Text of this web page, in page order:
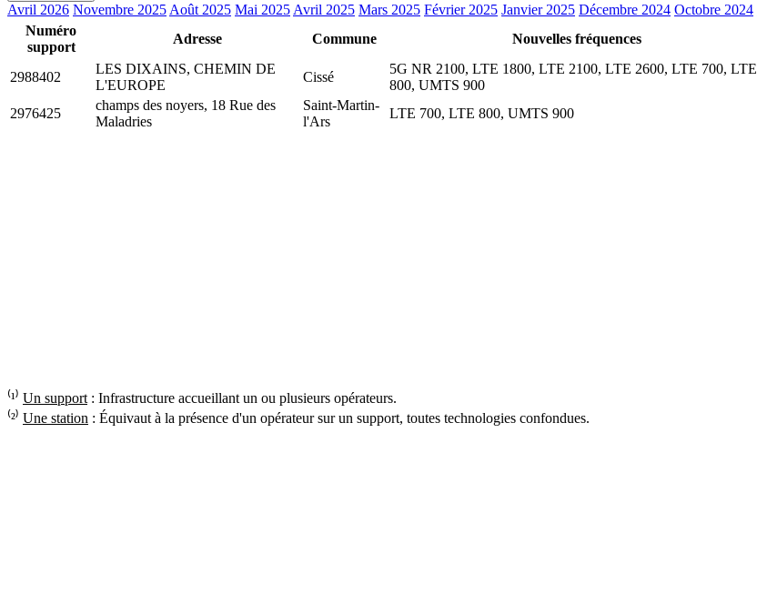
Avril 2026 Novembre 2025 Août 2025 Mai 2025 Avril 2025 Mars 2025 Février 2025 Janvier 2025 Décembre 2024 Octobre 2024
Numéro
support
Adresse Commune Nouvelles fréquences
2988402
LES DIXAINS, CHEMIN DE
L'EUROPE
Cissé
5G NR 2100, LTE 1800, LTE 2100, LTE 2600, LTE 700, LTE
800, UMTS 900
2976425
champs des noyers, 18 Rue des
Maladries
Saint-Martin-
l'Ars
LTE 700, LTE 800, UMTS 900
⁽¹⁾ Un support : Infrastructure accueillant un ou plusieurs opérateurs.
⁽²⁾ Une station : Équivaut à la présence d'un opérateur sur un support, toutes technologies confondues.